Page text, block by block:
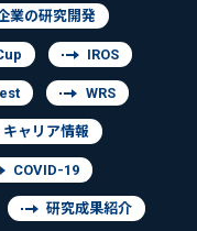
業の研究開発
IROS
WRS
キャリア情報
COVID-19
研究成果紹介